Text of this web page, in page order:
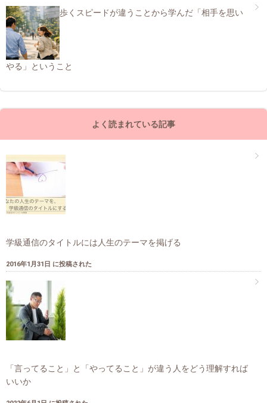
歩くスピードが違うことから学んだ「相手を思い
やる」ということ
よく読まれている記事
学級通信のタイトルには人生のテーマを掲げる
2016年1月31日 に投稿された
「言ってること」と「やってること」が違う人をどう理解すれば
いいか